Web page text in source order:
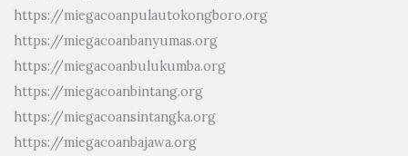
https://miegacoanpulautokongboro.org
https://miegacoanbanyumas.org
https://miegacoanbulukumba.org
https://miegacoanbintang.org
https://miegacoansintangka.org
https://miegacoanbajawa.org